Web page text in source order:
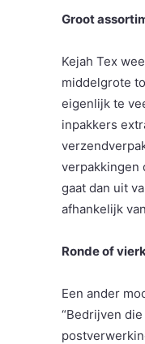
Groot
Kejah Tex
middelgrote
eigenlijk te
inpakkers
verpakkingen
gaat dan uit
afhankelijk
Ronde of
Een ander
“Bedrijven